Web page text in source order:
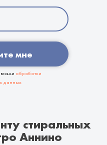
мне
обработки
данных
стиральных
Аннино